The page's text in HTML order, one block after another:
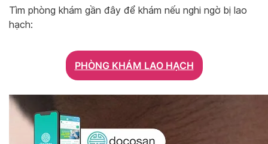
Tìm phòng khám gần đây để khám nếu nghi ngờ bị lao
hạch:
PHÒNG KHÁM LAO HẠCH